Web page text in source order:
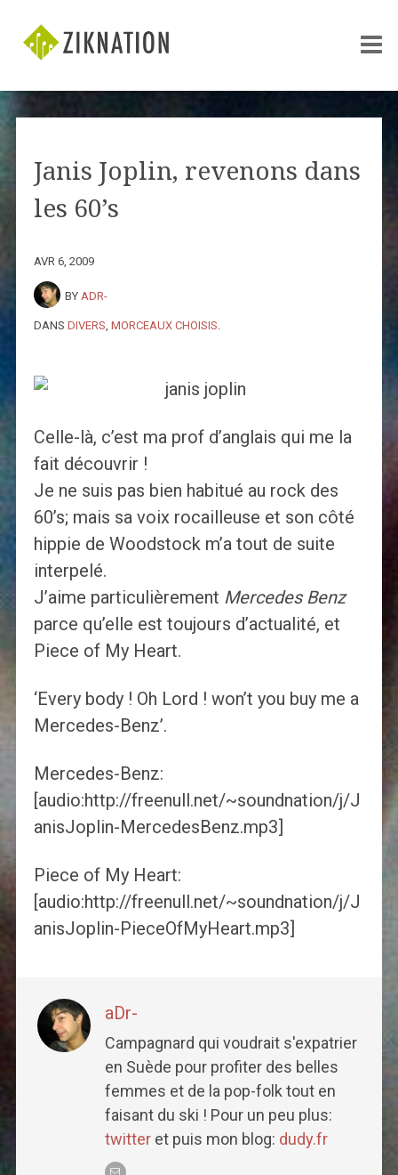
Janis Joplin, revenons dans
les 60’s
AVR 6, 2009
BY ADR-
DANS DIVERS MORCEAUX CHOISIS
Celle-là, c’est ma prof d’anglais qui me la
fait découvrir !
Je ne suis pas bien habitué au rock des
60’s; mais sa voix rocailleuse et son côté
hippie de Woodstock m’a tout de suite
interpelé.
J’aime particulièrement Mercedes Benz
parce qu’elle est toujours d’actualité, et
Piece of My Heart.
‘Every body ! Oh Lord ! won’t you buy me a
Mercedes-Benz’.
Mercedes-Benz:
[audio:http://freenull.net/~soundnation/j/J
anisJoplin-MercedesBenz.mp3]
Piece of My Heart:
[audio:http://freenull.net/~soundnation/j/J
anisJoplin-PieceOfMyHeart.mp3]
aDr-
Campagnard qui voudrait s'expatrier
en Suède pour profiter des belles
femmes et de la pop-folk tout en
faisant du ski ! Pour un peu plus:
twitteret puis mon blog: dudy.fr